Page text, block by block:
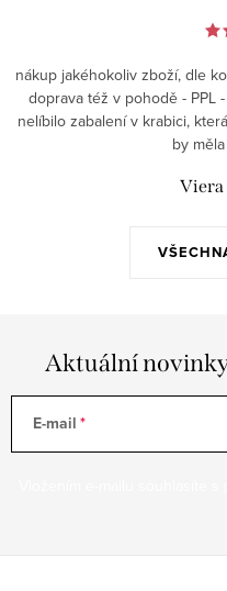
nákup jakéhokoliv zboží, dle
doprava též v pohodě - PPL
nelíbilo zabalení v krabici,
by
Viera
Aktuální novinky
E-mail